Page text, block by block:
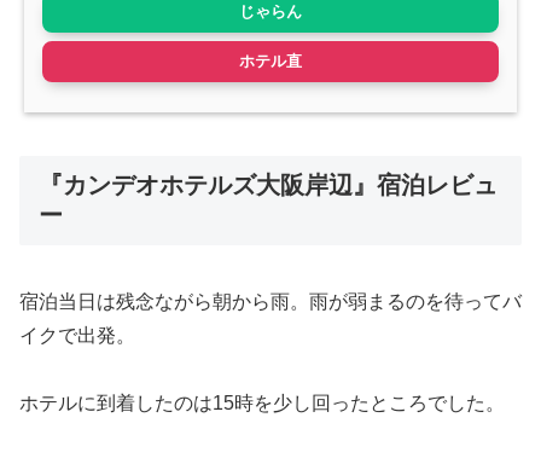
じゃらん
ホテル直
『カンデオホテルズ大阪岸辺』宿泊レビュ
ー
宿泊当日は残念ながら朝から雨。雨が弱まるのを待ってバ
イクで出発。
ホテルに到着したのは15時を少し回ったところでした。